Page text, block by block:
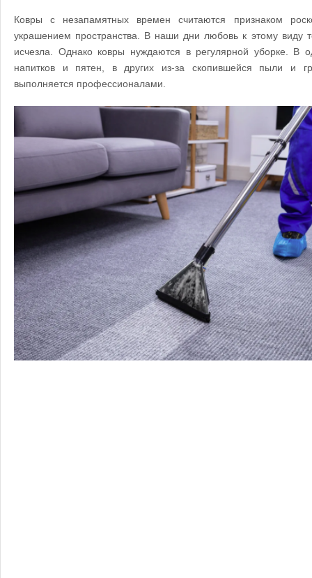
Ковры с незапамятных времен считаются признаком
украшением пространства. В наши дни любовь к этому виду
исчезла. Однако ковры нуждаются в регулярной уборке. В
напитков и пятен, в других из-за скопившейся пыли и
выполняется профессионалами.